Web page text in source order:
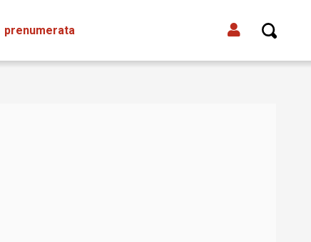
prenumerata